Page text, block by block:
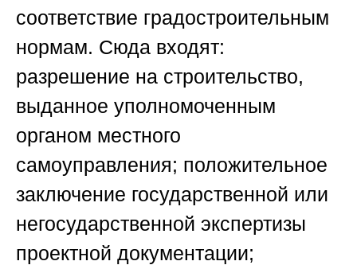
соответствие градостроительным
нормам. Сюда входят:
разрешение на строительство,
выданное уполномоченным
органом местного
самоуправления; положительное
заключение государственной или
негосударственной экспертизы
проектной документации;